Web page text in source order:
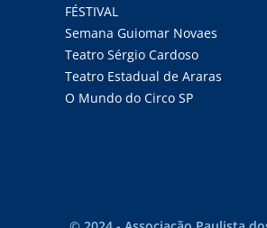
FÉSTIVAL
Semana Guiomar Novaes
Teatro Sérgio Cardoso
Teatro Estadual de Araras
O Mundo do Circo SP